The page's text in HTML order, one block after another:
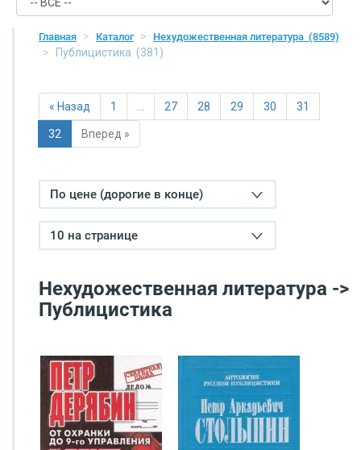
Главная Каталог Нехудожественная литература (8589)
Публицистика (381)
« Назад 1 … 27 28 29 30 31
32 Вперед »
По цене (дорогие в конце)
10 на странице
Нехудожественная литература ->
Публицистика